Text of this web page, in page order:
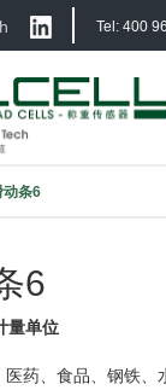
Tel: 400
条6
6
量单位
医药、食品、钢铁